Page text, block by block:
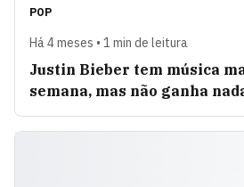
POP
Há 4 meses • 1 min de leitura
Justin Bieber tem música
semana, mas não ganha